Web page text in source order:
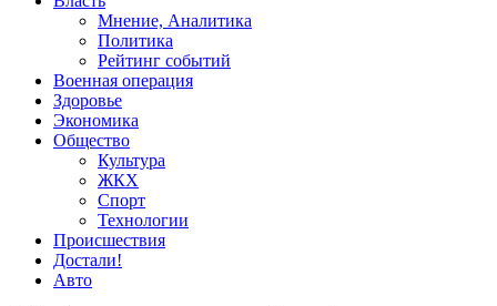
Мнение, Аналитика
Политика
Рейтинг событий
Военная операция
Здоровье
Экономика
Общество
Культура
ЖКХ
Спорт
Технологии
Происшествия
Достали!
Авто